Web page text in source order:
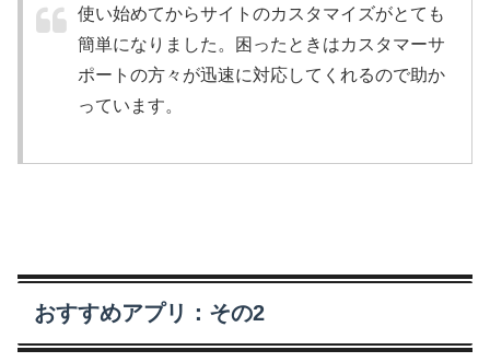
使い始めてからサイトのカスタマイズがとても
簡単になりました。困ったときはカスタマーサ
ポートの方々が迅速に対応してくれるので助か
っています。
おすすめアプリ：その2